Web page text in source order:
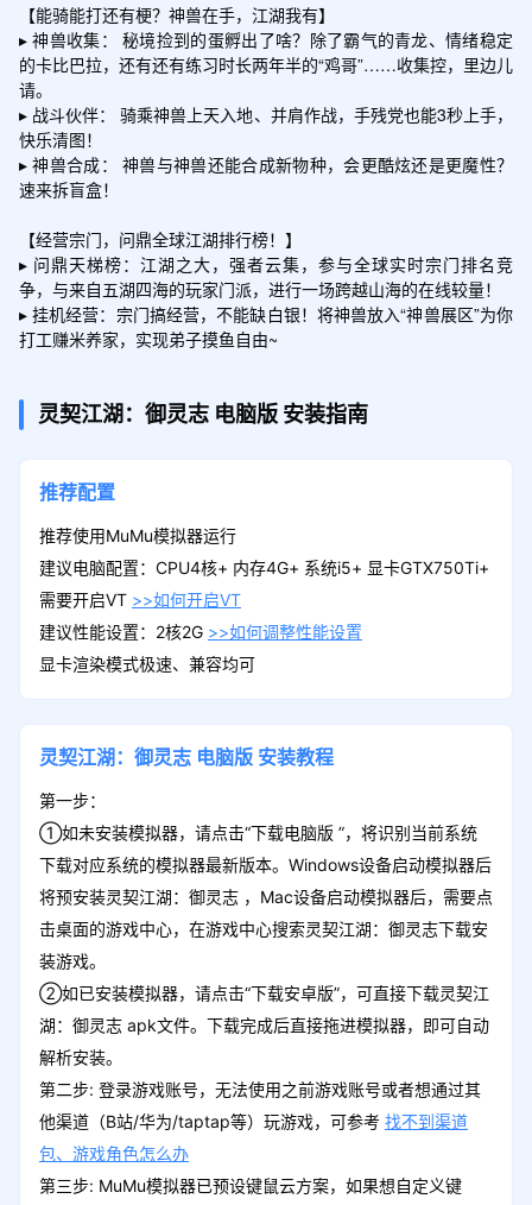
【能骑能打还有梗？神兽在手，江湖我有】
▸ 神兽收集： 秘境捡到的蛋孵出了啥？除了霸气的青龙、情绪稳定
的卡比巴拉，还有还有练习时长两年半的“鸡哥”……收集控，里边儿
请。
▸ 战斗伙伴： 骑乘神兽上天入地、并肩作战，手残党也能3秒上手，
快乐清图！
▸ 神兽合成： 神兽与神兽还能合成新物种，会更酷炫还是更魔性？
速来拆盲盒！
【经营宗门，问鼎全球江湖排行榜！】
▸ 问鼎天梯榜：江湖之大，强者云集，参与全球实时宗门排名竞
争，与来自五湖四海的玩家门派，进行一场跨越山海的在线较量！
▸ 挂机经营：宗门搞经营，不能缺白银！将神兽放入“神兽展区”为你
打工赚米养家，实现弟子摸鱼自由~
灵契江湖：御灵志 电脑版 安装指南
推荐配置
推荐使用MuMu模拟器运行
建议电脑配置：CPU4核+ 内存4G+ 系统i5+ 显卡GTX750Ti+
需要开启VT >>如何开启VT
建议性能设置：2核2G >>如何调整性能设置
显卡渲染模式极速、兼容均可
灵契江湖：御灵志 电脑版 安装教程
第一步：
①如未安装模拟器，请点击“下载电脑版 ”，将识别当前系统
下载对应系统的模拟器最新版本。Windows设备启动模拟器后
将预安装灵契江湖：御灵志 ，Mac设备启动模拟器后，需要点
击桌面的游戏中心，在游戏中心搜索灵契江湖：御灵志下载安
装游戏。
②如已安装模拟器，请点击“下载安卓版”，可直接下载灵契江
湖：御灵志 apk文件。下载完成后直接拖进模拟器，即可自动
解析安装。
第二步: 登录游戏账号，无法使用之前游戏账号或者想通过其
他渠道（B站/华为/taptap等）玩游戏，可参考 找不到渠道
包、游戏角色怎么办
第三步: MuMu模拟器已预设键鼠云方案，如果想自定义键